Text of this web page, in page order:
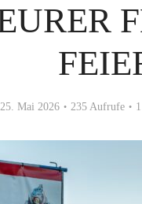
25. Mai 2026 235 Aufrufe